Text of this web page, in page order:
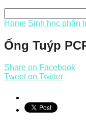
Home Sinh học phân
Ống Tuýp
Share on Facebook
Tweet on Twitter